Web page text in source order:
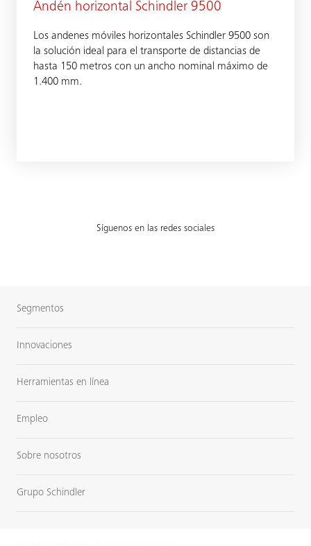
Andén horizontal Schindler 9500
Los andenes móviles horizontales Schindler 9500 son
la solución ideal para el transporte de distancias de
hasta 150 metros con un ancho nominal máximo de
1.400 mm.
Síguenos en las redes sociales
Segmentos
Innovaciones
Herramientas en línea
Empleo
Sobre nosotros
Grupo Schindler